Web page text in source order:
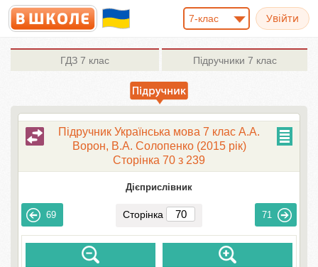
7-клас
ГДЗ 7 клас Підручники 7 клас
Підручник Українська мова 7 клас А.А.
Ворон, В.А. Солопенко (2015 рік)
Сторінка 70 з 239
Дієприслівник
69 Сторінка 71